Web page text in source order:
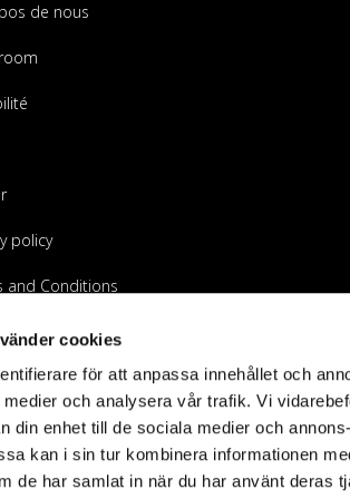
cookies
för att anpassa innehållet och
och analysera vår trafik. Vi
din enhet till de sociala medier och
kan i sin tur kombinera informationen
de har samlat in när du har använt deras
de nous
policy
and Conditions
revendeur